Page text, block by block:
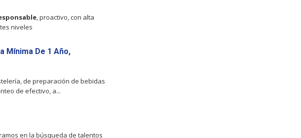
, proactivo, con alta
niveles
Mínima De 1 Año,
de preparación de bebidas
de efectivo, a...
en la búsqueda de talentos